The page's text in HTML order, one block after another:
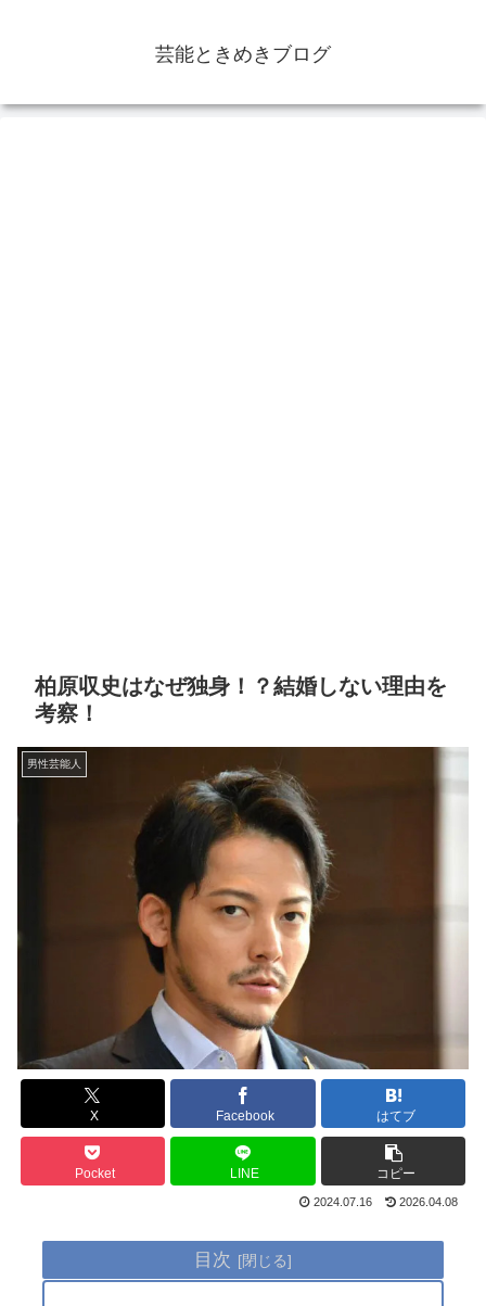
芸能ときめきブログ
柏原収史はなぜ独身！？結婚しない理由を
考察！
男性芸能人
X Facebook はてブ
Pocket LINE コピー
2024.07.16 2026.04.08
目次